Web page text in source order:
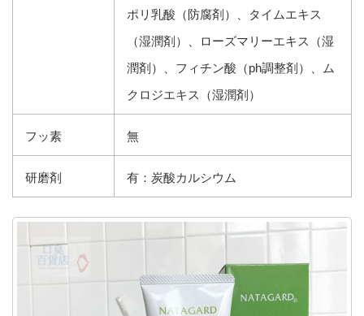
ポリ乳酸（防腐剤）、タイムエキス
（湿潤剤）、ローズマリーエキス（湿
潤剤）、フィチン酸（ph調整剤）、ム
クロジエキス（湿潤剤）
フッ素 無
研磨剤 有：炭酸カルシウム